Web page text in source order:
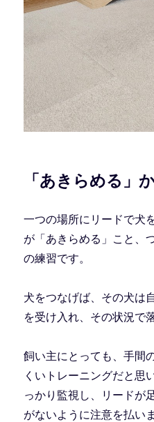
「あきらめる」
一つの場所にリードで犬
が「あきらめる」こと、
の練習です。
犬をつなげば、その犬は
を受け入れ、その状況で
飼い主にとっても、手間
くいトレーニングだと思
っかり監視し、リードが
がないように注意を払い